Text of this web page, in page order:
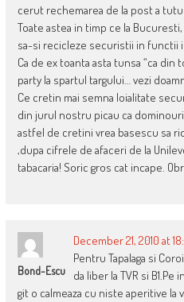
cerut rechemarea de la post a
Toate astea in timp ce la
sa-si recicleze securistii in functii
Ca de ex toanta asta tunsa “ca
party la spartul targului… vezi
Ce cretin mai semna loialitate
din jurul nostru picau ca
astfel de cretini vrea basescu sa
,dupa cifrele de afaceri de la
tabacaria! Soric gros cat incape.
Bond-Escu
December 21, 2010 at
Pentru Tapalaga si
da liber la TVR si
git o calmeaza cu niste aperitive la